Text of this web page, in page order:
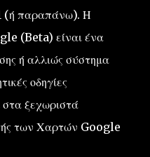
(ή παραπάνω). Η
(Beta) είναι ένα
ή αλλιώς σύστημα
οδηγίες
στα ξεχωριστά
των Χαρτών Google